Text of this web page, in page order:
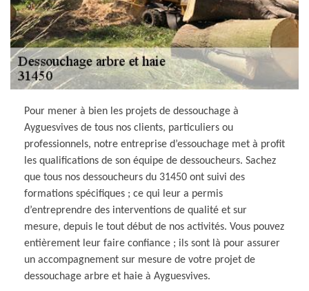
Pour mener à bien les projets de dessouchage à
Ayguesvives de tous nos clients, particuliers ou
professionnels, notre entreprise d’essouchage met à profit
les qualifications de son équipe de dessoucheurs. Sachez
que tous nos dessoucheurs du 31450 ont suivi des
formations spécifiques ; ce qui leur a permis
d’entreprendre des interventions de qualité et sur
mesure, depuis le tout début de nos activités. Vous pouvez
entièrement leur faire confiance ; ils sont là pour assurer
un accompagnement sur mesure de votre projet de
dessouchage arbre et haie à Ayguesvives.